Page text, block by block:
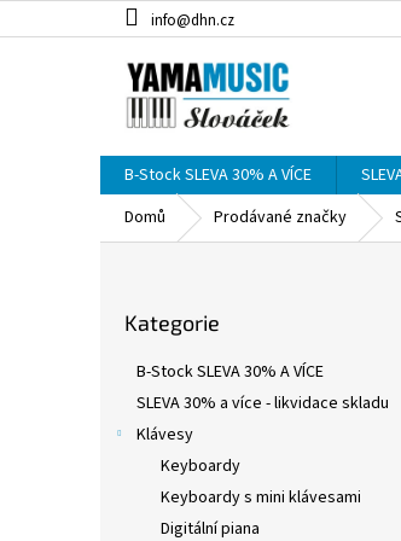
na
info@dhn.cz
B-Stock SLEVA 30% A VÍCE
Domů
Prodávané značky
kategorie
Kategorie
B-Stock SLEVA 30% A VÍCE
SLEVA 30% a více - likvidace skladu
Klávesy
Keyboardy
Keyboardy s mini klávesami
Digitální piana